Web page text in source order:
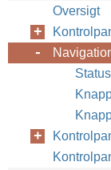
Oversigt